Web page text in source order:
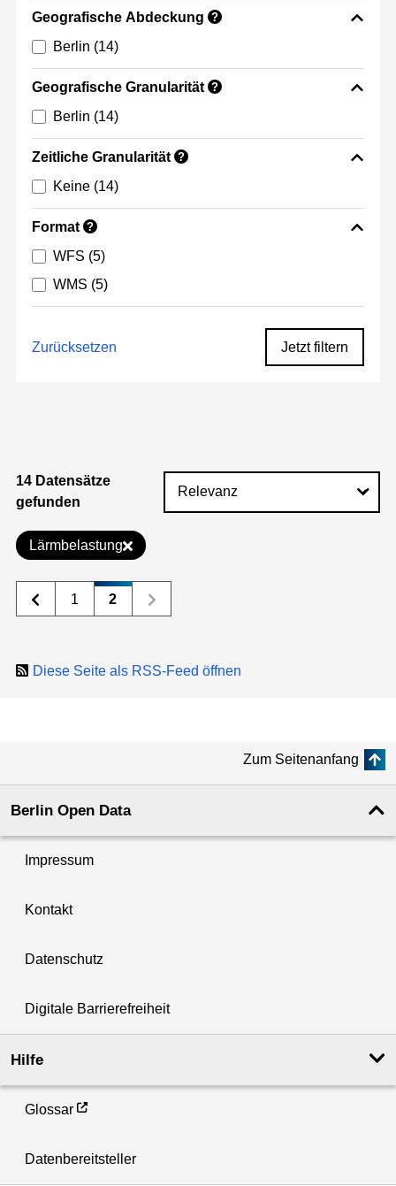
Geografische Abdeckung ?
Berlin (14)
Geografische Granularität ?
Berlin (14)
Zeitliche Granularität ?
Keine (14)
Format ?
WFS (5)
WMS (5)
Zurücksetzen Jetzt filtern
14 Datensätze
gefunden
Lärmbelastung
1 2
Diese Seite als RSS-Feed öffnen
Zum Seitenanfang
Berlin Open Data
Impressum
Kontakt
Datenschutz
Digitale Barrierefreiheit
Hilfe
Glossar
Datenbereitsteller